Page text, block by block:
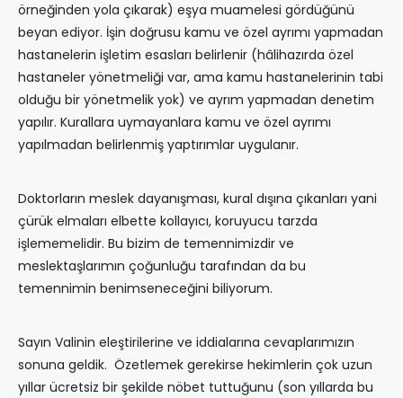
örneğinden yola çıkarak) eşya muamelesi gördüğünü
beyan ediyor. İşin doğrusu kamu ve özel ayrımı yapmadan
hastanelerin işletim esasları belirlenir (hâlihazırda özel
hastaneler yönetmeliği var, ama kamu hastanelerinin tabi
olduğu bir yönetmelik yok) ve ayrım yapmadan denetim
yapılır. Kurallara uymayanlara kamu ve özel ayrımı
yapılmadan belirlenmiş yaptırımlar uygulanır.
Doktorların meslek dayanışması, kural dışına çıkanları yani
çürük elmaları elbette kollayıcı, koruyucu tarzda
işlememelidir. Bu bizim de temennimizdir ve
meslektaşlarımın çoğunluğu tarafından da bu
temennimin benimseneceğini biliyorum.
Sayın Valinin eleştirilerine ve iddialarına cevaplarımızın
sonuna geldik. Özetlemek gerekirse hekimlerin çok uzun
yıllar ücretsiz bir şekilde nöbet tuttuğunu (son yıllarda bu